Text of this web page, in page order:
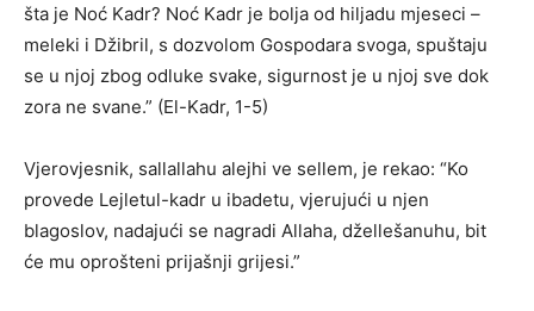
šta je Noć Kadr? Noć Kadr je bolja od hiljadu mjeseci –
meleki i Džibril, s dozvolom Gospodara svoga, spuštaju
se u njoj zbog odluke svake, sigurnost je u njoj sve dok
zora ne svane.” (El-Kadr, 1-5)
Vjerovjesnik, sallallahu alejhi ve sellem, je rekao: “Ko
provede Lejletul-kadr u ibadetu, vjerujući u njen
blagoslov, nadajući se nagradi Allaha, džellešanuhu, bit
će mu oprošteni prijašnji grijesi.”